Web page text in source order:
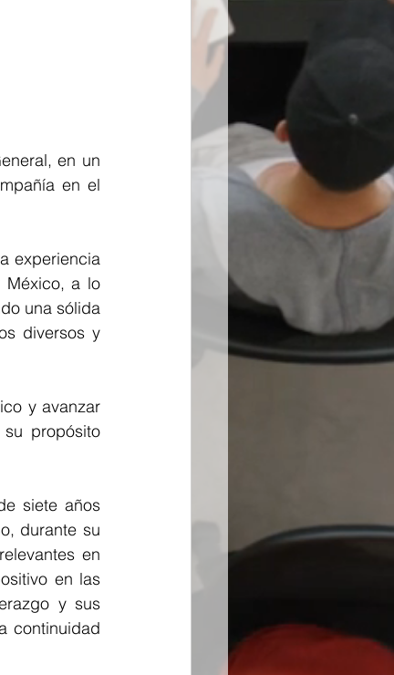
en un
en el
experiencia
México, a lo
una sólida
diversos y
y avanzar
propósito
siete años
durante su
en
en las
y sus
continuidad